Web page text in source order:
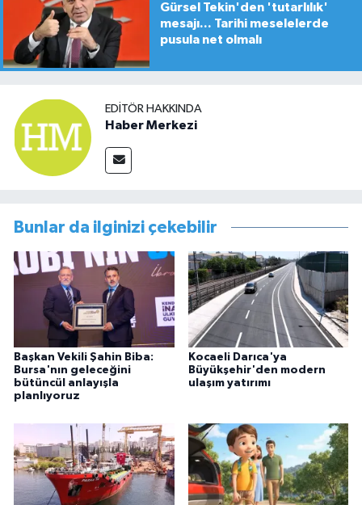
Gürsel Tekin'den 'tutarlılık'
mesajı... Tarihi meselelerde
pusula net olmalı
EDITÖR HAKKINDA
Haber Merkezi
Bunlar da ilginizi çekebilir
Başkan Vekili Şahin Biba:
Bursa'nın geleceğini
bütüncül anlayışla
planlıyoruz
Kocaeli Darıca'ya
Büyükşehir'den modern
ulaşım yatırımı